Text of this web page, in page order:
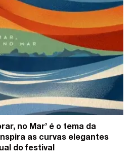
no Mar’ é o tema da
as curvas elegantes
do festival